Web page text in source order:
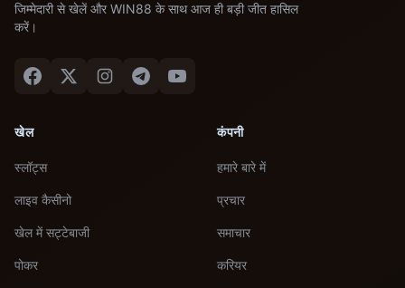
जिम्मेदारी से खेलें और WIN88 के साथ आज ही बड़ी जीत हासिल
करें।
खेल
स्लॉट्स
लाइव कैसीनो
खेल में सट्टेबाजी
पोकर
कंपनी
हमारे बारे में
प्रचार
समाचार
करियर